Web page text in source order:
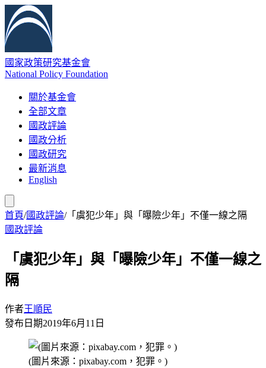
國家政策研究基金會
National Policy Foundation
關於基金會
全部文章
國政評論
國政分析
國政研究
最新消息
English
首頁/國政評論/「虞犯少年」與「曝險少年」不僅一線之隔
國政評論
「虞犯少年」與「曝險少年」不僅一線之
隔
作者王順民
發布日期2019年6月11日
(圖片來源：pixabay.com，犯罪。)